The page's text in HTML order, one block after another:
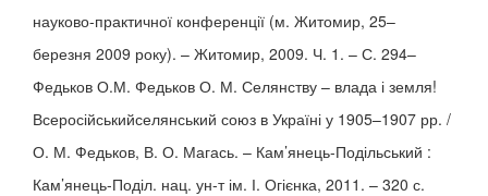
науково-практичної конференції (м. Житомир, 25–
березня 2009 року). – Житомир, 2009. Ч. 1. – С. 294–
Федьков О.М. Федьков О. М. Селянству – влада і земля!
Всеросійськийселянський союз в Україні у 1905–1907 рр. /
О. М. Федьков, В. О. Магась. – Кам’янець-Подільський :
Кам’янець-Поділ. нац. ун-т ім. І. Огієнка, 2011. – 320 с.